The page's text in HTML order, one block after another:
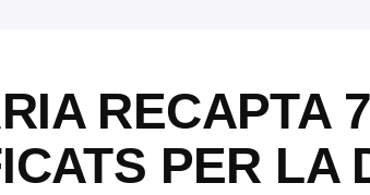
RECAPTA
PER LA